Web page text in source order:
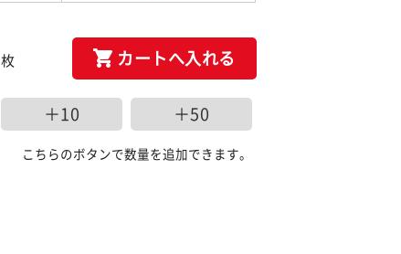
枚 カートへ入れる
＋10 ＋50
こちらのボタンで数量を追加できます。